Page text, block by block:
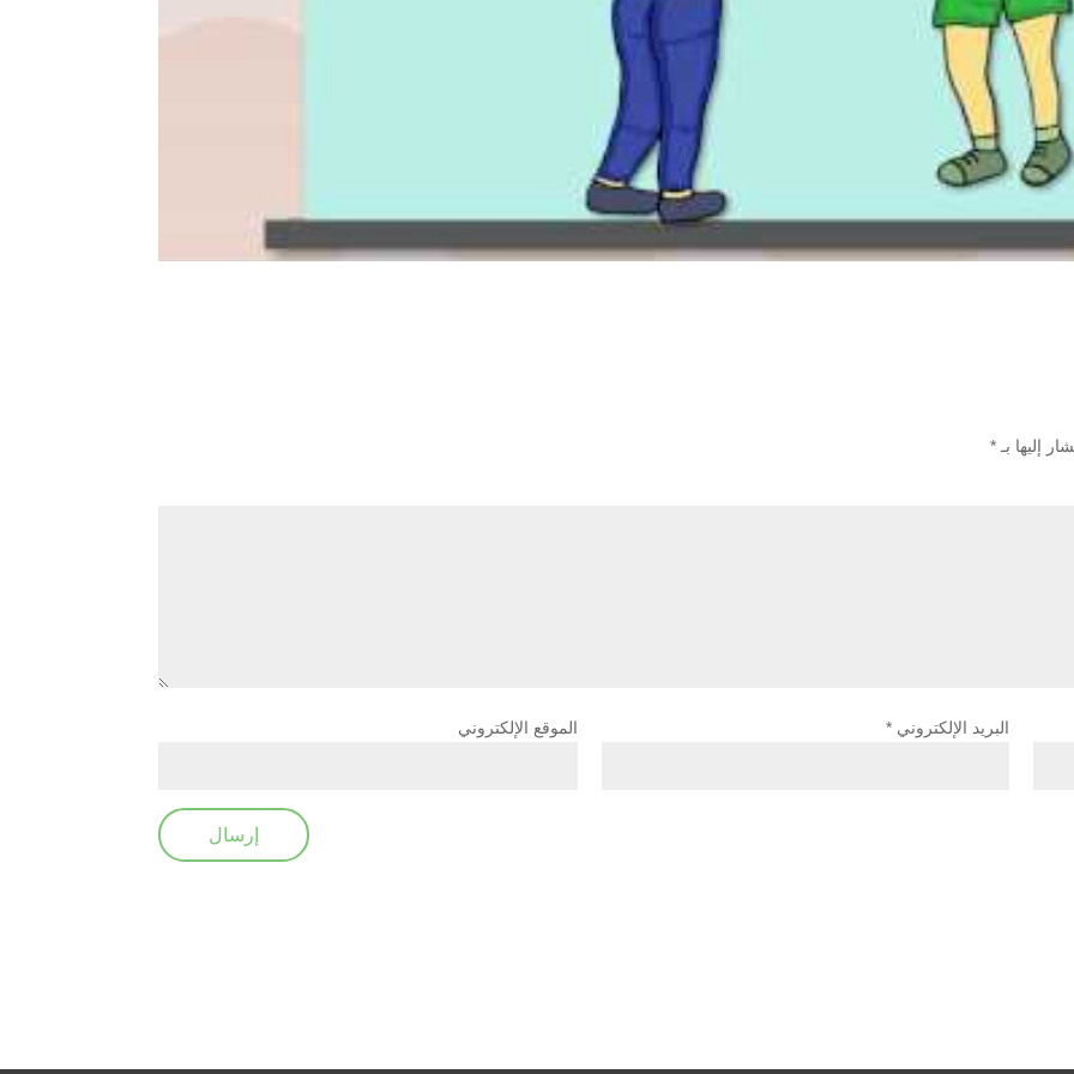
إليها بـ *
البريد الإلكتروني * الموقع الإلكتروني